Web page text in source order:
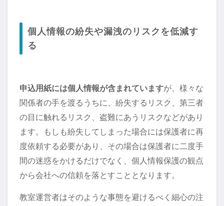
個人情報の紛失や漏洩のリスクを低減す
る
申込用紙には個人情報が含まれていますが、様々な
関係者の手を渡るうちに、紛失するリスク、第三者
の目に触れるリスク、盗難にあうリスクなどがあり
ます。もしも紛失してしまった場合には保護者に再
度依頼する必要があり、その場合は保護者に二度手
間の迷惑をかけるだけでなく、個人情報保護の観点
から会社への信頼を落とすこととなります。
教室運営者はそのような事態を避けるべく細心の注